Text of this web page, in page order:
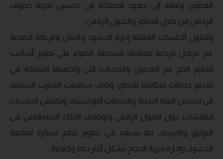
العصور، إضافة إلى جهود المملكة في تحسين تجربة ضيوف
الرحمن من خلال الابتكار والتحول الرقمي.
وتتناول الجلسات المقبلة إدارة الحشود والنقل والرعاية الصحية
عبر مراحل تاريخية مختلفة، مسلطة الضوء على تطور أساليب
تنظيم الحج عبر العصور، والتحديات التي واجهتها المملكة في
تقديم خدمات متكاملة للحجاج، وكيف ساهمت التجارب السابقة
في تحسين البنية التحتية والخدمات اللوجستية. وتناقش الجلسات
مناقشات حول التحول الرقمي وتوظيف الذكاء الاصطناعي في
التوثيق والإرشاد، بما يسهم في تطوير نظم مبتكرة لمتابعة
الحشود، وإدارة تجربة الحجاج بشكل أكثر دقة وكفاءة.